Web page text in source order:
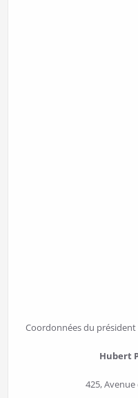
Coordonnées du président
Hubert
425,